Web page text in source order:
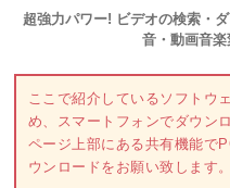
超強力パワー! ビデオの検索・
音・動画音
ここで紹介しているソフトウ
め、スマートフォンでダウン
ページ上部にある共有機能で
ウンロードをお願い致します。